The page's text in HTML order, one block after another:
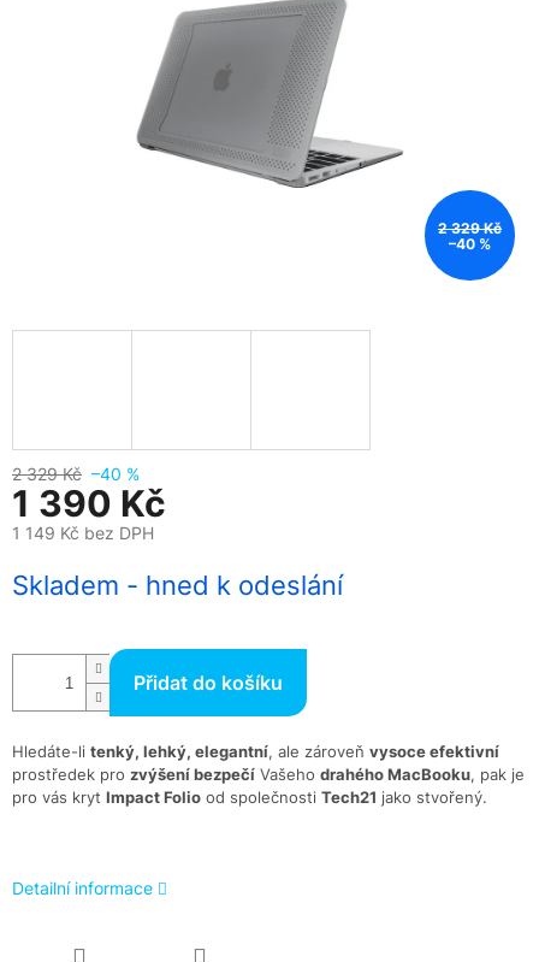
2 329 Kč
–40 %
2 329 Kč –40 %
1 390 Kč
1 149 Kč bez DPH
cena:
Skladem - hned k odeslání
Přidat do košíku
Hledáte-li tenký, lehký, elegantní, ale zároveň vysoce efektivní
prostředek pro zvýšení bezpečí Vašeho drahého MacBooku, pak je
pro vás kryt Impact Folio od společnosti Tech21 jako stvořený.
Detailní informace